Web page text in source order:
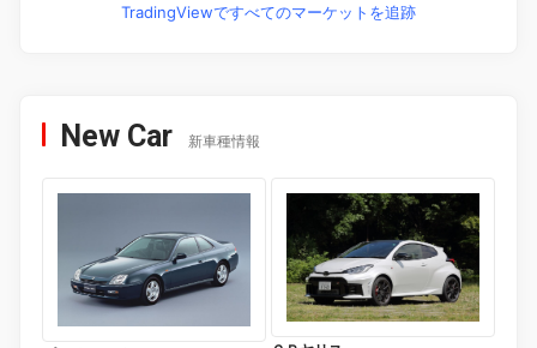
TradingViewですべてのマーケットを追跡
New Car 新車種情報